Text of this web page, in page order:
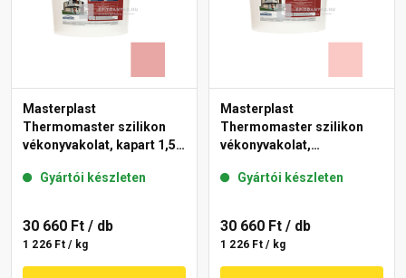
Masterplast
Thermomaster szilikon
vékonyvakolat, kapart 1,5
Gyártói készleten
30 660 Ft / db
1 226 Ft / kg
Masterplast
Thermomaster szilikon
vékonyvakolat,
22-F 25 kg
Gyártói készleten
30 660 Ft / db
1 226 Ft / kg